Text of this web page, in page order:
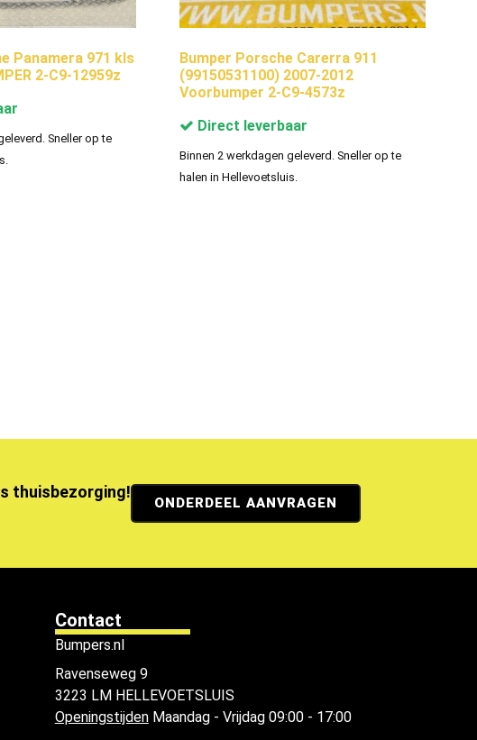
Panamera 971 kls
2-C9-12959z
Sneller op te
Bumper Porsche Carerra 911
(99150531100) 2007-2012
Voorbumper 2-C9-4573z
Direct leverbaar
Binnen 2 werkdagen geleverd. Sneller op te
halen in Hellevoetsluis.
thuisbezorging!
ONDERDEEL AANVRAGEN
Contact
Bumpers.nl
Ravenseweg 9
3223 LM HELLEVOETSLUIS
OpeningstijdenMaandag - Vrijdag 09:00 - 17:00